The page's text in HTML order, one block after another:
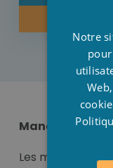
Manchon/
Les meilleurs
Notre